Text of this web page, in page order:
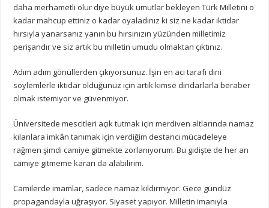
daha merhametli olur diye büyük umutlar bekleyen Türk Milletini o
kadar mahcup ettiniz o kadar oyaladınız ki siz ne kadar iktidar
hırsıyla yanarsanız yanın bu hırsınızın yüzünden milletimiz
perişandır ve siz artık bu milletin umudu olmaktan çıktınız.
Adım adım gönüllerden çıkıyorsunuz. İşin en acı tarafı dini
söylemlerle iktidar olduğunuz için artık kimse dindarlarla beraber
olmak istemiyor ve güvenmiyor.
Üniversitede mescitleri açık tutmak için merdiven altlarında namaz
kılanlara imkân tanımak için verdiğim destancı mücadeleye
rağmen şimdi camiye gitmekte zorlanıyorum. Bu gidişte de her an
camiye gitmeme kararı da alabilirim.
Camilerde imamlar, sadece namaz kıldırmıyor. Gece gündüz
propagandayla uğraşıyor. Siyaset yapıyor. Milletin imanıyla